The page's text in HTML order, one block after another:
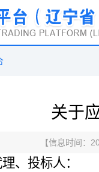
关于
【信息时间：
、投标人：